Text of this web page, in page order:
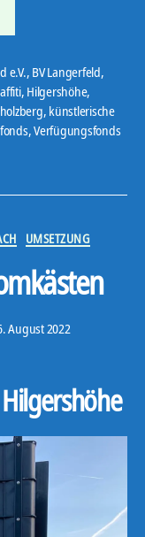
e.V., BV Langerfeld,
, Hilgershöhe,
, künstlerische
,Verfügungsfonds
UMSETZUNG
August 2022